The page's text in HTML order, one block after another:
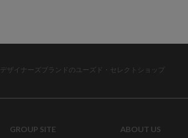
デザイナーズブランドのユーズド・セレクトショップ
GROUP SITE ABOUT US